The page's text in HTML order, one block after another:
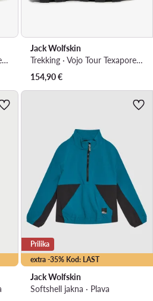
Trekking · Vojo Tour Texapore Low A62070 · Siva
Jack Wolfskin
Trekking · Vojo Tour Texapore Mid M A62072 · Smeđa
154,90€
extra -35% Kod: LAST
Prilika
Jack Wolfskin
Softshell jakna · Plava